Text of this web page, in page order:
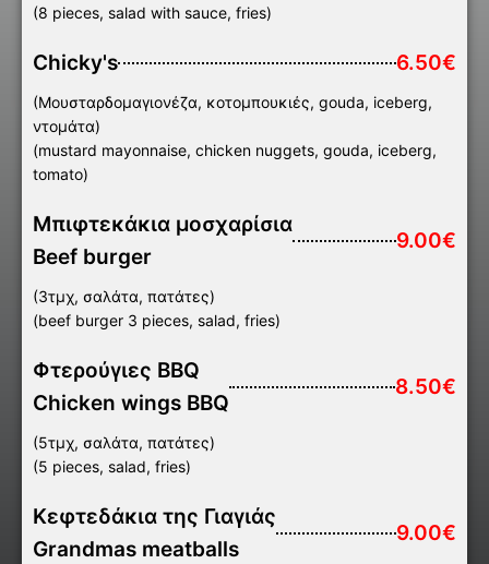
(8 pieces, salad with sauce, fries)
Chicky's 6.50€
(Μουσταρδομαγιονέζα, κοτομπουκιές, gouda, iceberg,
ντομάτα)
(mustard mayonnaise, chicken nuggets, gouda, iceberg,
tomato)
Μπιφτεκάκια μοσχαρίσια
Beef burger
9.00€
(3τμχ, σαλάτα, πατάτες)
(beef burger 3 pieces, salad, fries)
Φτερούγιες BBQ
Chicken wings BBQ
8.50€
(5τμχ, σαλάτα, πατάτες)
(5 pieces, salad, fries)
Κεφτεδάκια της Γιαγιάς
Grandmas meatballs
9.00€